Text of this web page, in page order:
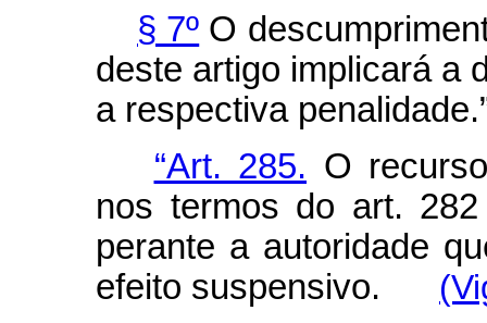
§ 7º O
deste artigo implicará a
a respectiva
“Art. 285. O
nos termos do art.
perante a autoridade
efeito suspensivo.